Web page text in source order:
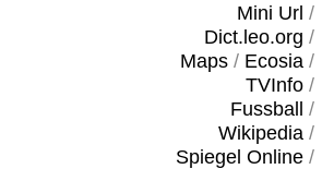
Mini Url /
Dict.leo.org /
Maps/ Ecosia/
TVInfo/
Fussball
/
Wikipedia/
Spiegel Online/